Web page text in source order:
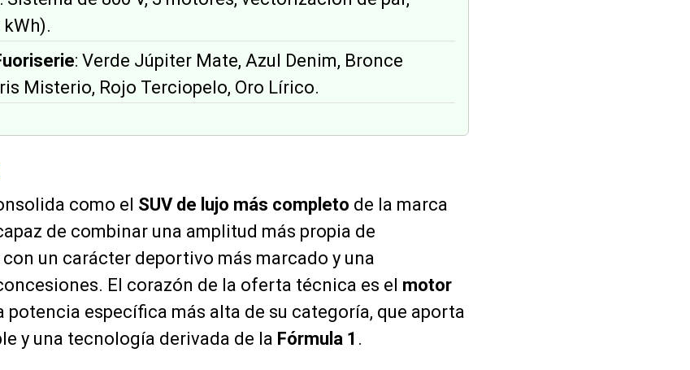
: Verde Júpiter Mate, Azul Denim, Bronce
Misterio, Rojo Terciopelo, Oro Lírico.
como el SUV de lujo más completo de la marca
de combinar una amplitud más propia de
un carácter deportivo más marcado y una
El corazón de la oferta técnica es el motor
potencia específica más alta de su categoría, que aporta
y una tecnología derivada de la Fórmula 1 .